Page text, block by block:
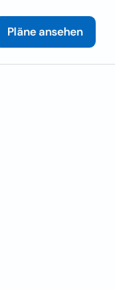
Pläne ansehen